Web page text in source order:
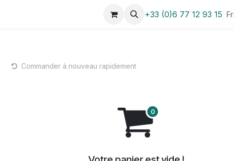
Nos bateaux greenwood-
+33 (0)6 77 12 93 15
Commander à nouveau rapidement